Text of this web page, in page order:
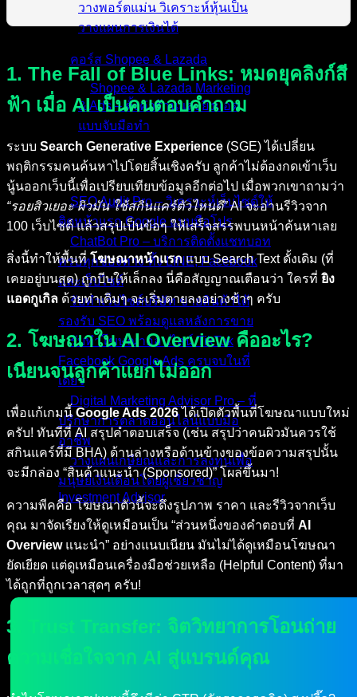
วางพอร์ตแม่น วิเคราะห์หุ้นเป็น
วางแผนการเงินได้
คอร์ส Shopee & Lazada
Shopee & Lazada Marketing
& Ads – ตั้งค่าร้านและยิงแอด
แบบจับมือทำ
บริการของเรา
SEO Audit Pro – วิเคราะห์เว็บไซต์ให้
ติดหน้าแรก Google แบบมือโปร
ChatBot Pro – บริการติดตั้งแชทบอท
ครบทุกช่องทาง ทั้ง LINE, Facebook
และเว็บไซต์
รับทำเว็บไซต์บริษัท ขายสินค้าได้
รองรับ SEO พร้อมดูแลหลังการขาย
รับทำโฆษณาออนไลน์ TikTok
Facebook Google Ads ครบจบในที่
เดียว
Digital Marketing Advisor Pro – ที่
ปรึกษาการตลาดออนไลน์แบบมือ
อาชีพ
วางแผนเกษียณและการลงทุนเพื่อ
มนุษย์เงินเดือนโดยผู้เชี่ยวชาญ
Investment Advisor
ผลงานที่ผ่านมา
บทความ
ติดต่อผม
1. The Fall of Blue Links: หมดยุคลิงก์สี
ฟ้า เมื่อ AI เป็นคนตอบคำถาม
ระบบ Search Generative Experience (SGE) ได้เปลี่ยน
พฤติกรรมคนค้นหาไปโดยสิ้นเชิงครับ ลูกค้าไม่ต้องกดเข้าเว็บ
นู้นออกเว็บนี้เพื่อเปรียบเทียบข้อมูลอีกต่อไป เมื่อพวกเขาถามว่า
“รอยสิวเยอะ ผิวมัน ใช้สกินแคร์ตัวไหนดี”AI จะอ่านรีวิวจาก
100 เว็บไซต์ แล้วสรุปเป็นข้อๆ ให้เสร็จสรรพบนหน้าค้นหาเลย
สิ่งนี้ทำให้พื้นที่โฆษณาหน้าแรกแบบ Search Text ดั้งเดิม (ที่
เคยอยู่บนสุด) ถูกบีบให้เล็กลง นี่คือสัญญาณเตือนว่า ใครที่ ยิง
แอดกูเกิล ด้วยท่าเดิมๆ จะเริ่มตายลงอย่างช้าๆ ครับ
2. โฆษณาใน AI Overview คืออะไร?
เนียนจนลูกค้าแยกไม่ออก
เพื่อแก้เกมนี้Google Ads 2026ได้เปิดตัวพื้นที่โฆษณาแบบใหม่
ครับ! ทันทีที่ AI สรุปคำตอบเสร็จ (เช่น สรุปว่าคนผิวมันควรใช้
สกินแคร์ที่มี BHA) ด้านล่างหรือด้านข้างของข้อความสรุปนั้น
จะมีกล่อง “สินค้าแนะนำ (Sponsored)” โผล่ขึ้นมา!
ความพีคคือ โฆษณาตัวนี้จะดึงรูปภาพ ราคา และรีวิวจากเว็บ
คุณ มาจัดเรียงให้ดูเหมือนเป็น “ส่วนหนึ่งของคำตอบที่ AI
Overviewแนะนำ” อย่างแนบเนียน มันไม่ได้ดูเหมือนโฆษณา
ยัดเยียด แต่ดูเหมือนเครื่องมือช่วยเหลือ (Helpful Content) ที่มา
ได้ถูกที่ถูกเวลาสุดๆ ครับ!
3. Trust Transfer: จิตวิทยาการโอนถ่าย
ความเชื่อใจจาก AI สู่แบรนด์คุณ